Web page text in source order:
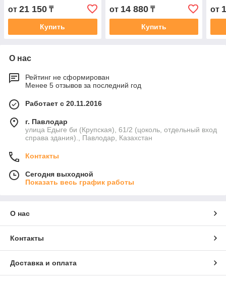
от 21 150 ₸
Купить
от 14 880₸
Купить
от
О нас
Рейтинг не сформирован
Менее 5 отзывов за последний год
Работает с 20.11.2016
г. Павлодар
улица Едыге би (Крупская), 61/2 (цоколь, отдельный вход
справа здания)., Павлодар, Казахстан
Контакты
Сегодня выходной
Показать весь график работы
О нас
Контакты
Доставка и оплата